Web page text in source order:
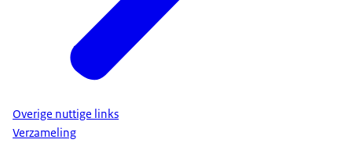
Overige nuttige links
Verzameling